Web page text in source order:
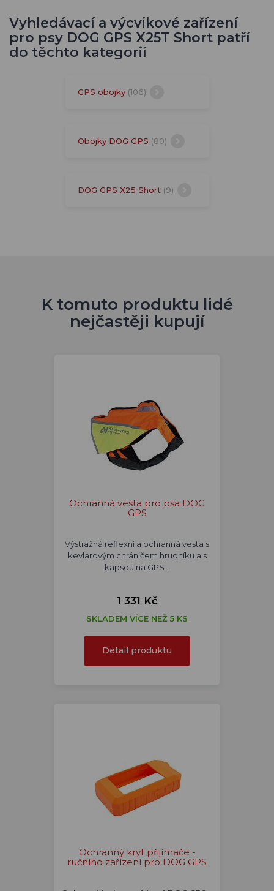
Vyhledávací a výcvikové zařízení
pro psy DOG GPS X25T Short patří
do těchto kategorií
GPS obojky (106)
Obojky DOG GPS (80)
DOG GPS X25 Short (9)
K tomuto produktu lidé
nejčastěji kupují
Ochranná vesta pro psa DOG
GPS
Výstražná reflexní a ochranná vesta s
kevlarovým chráničem hrudníku a s
kapsou na GPS…
1 331 Kč
SKLADEM VÍCE NEŽ 5 KS
Detail produktu
Ochranný kryt přijímače -
ručního zařízení pro DOG GPS